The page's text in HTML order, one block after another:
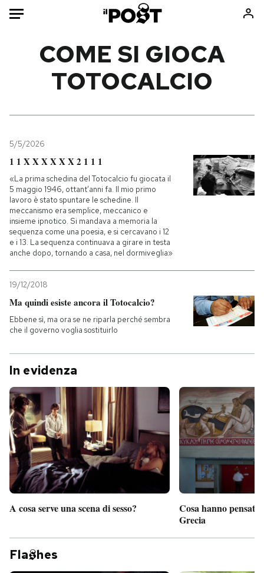
Mondo
Tecnologia
Internet
Scienza
Cultura
Economia
Sport
Libri
Ok Boomer!
Media
Altrecose
Mondiali calcio 2026
PODCAST
NEWSLETTER
I MIEI PREFERITI
SHOP
CALENDARIO
AREA PERSONALE
Entra
COME SI GIOCA
TOTOCALCIO
5/5/2026
1 1 X X X X X X 2 1 1 1
«La prima schedina del Totocalcio fu giocata il
5 maggio 1946, ottant’anni fa. Il mio primo
lavoro è stato spuntare le schedine. Il
meccanismo era semplice, meccanico e
insieme ipnotico. Si mandava a memoria la
sequenza come una poesia, e si cercavano i 12
e i 13. La sequenza continuava a girare in testa
anche dopo, tornando a casa, nel dormiveglia»
19/12/2018
Ma quindi esiste ancora il Totocalcio?
Ebbene sì, ma ora se ne riparla perché sembra
che il governo voglia sostituirlo
In evidenza
A cosa serve una scena di sesso?
Cosa hanno pensato
Grecia
Fla hes